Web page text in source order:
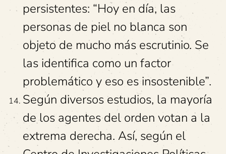
persistentes: “Hoy en día, las
personas de piel no blanca son
objeto de mucho más escrutinio. Se
las identifica como un factor
problemático y eso es insostenible”.
Según diversos estudios, la mayoría
de los agentes del orden votan a la
extrema derecha. Así, según el